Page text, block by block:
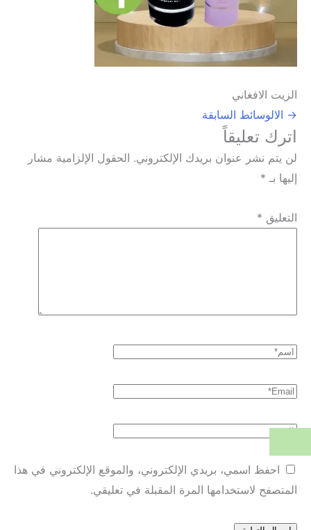
الزيت الافغاني
→ الالوسائط السابقة
اترك تعليقاً
لن يتم نشر عنوان بريدك الإلكتروني. الحقول الإلزامية مشار
إليها بـ *
التعليق *
احفظ اسمي، بريدي الإلكتروني، والموقع الإلكتروني في هذا
المتصفح لاستخدامها المرة المقبلة في تعليقي.